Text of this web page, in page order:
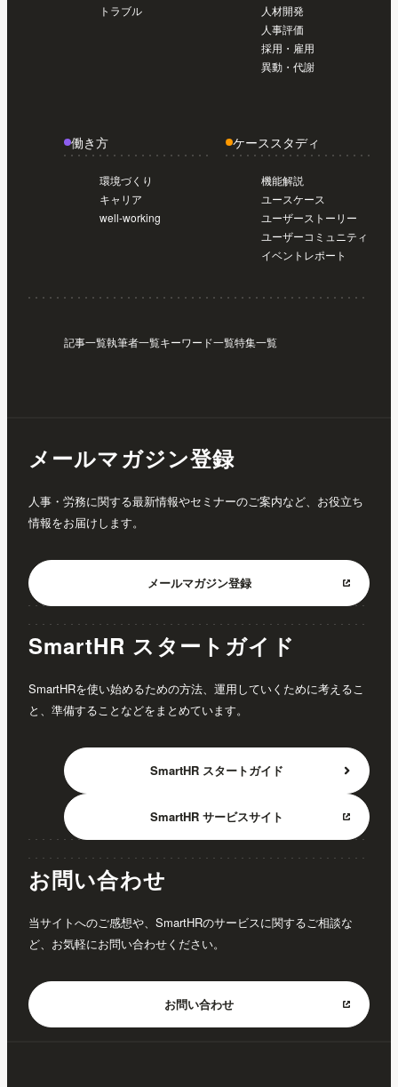
トラブル
人材開発
人事評価
採用・雇用
異動・代謝
働き方
環境づくり
キャリア
well-working
ケーススタディ
機能解説
ユースケース
ユーザーストーリー
ユーザーコミュニティ
イベントレポート
記事一覧執筆者一覧キーワード一覧特集一覧
メールマガジン登録
人事・労務に関する最新情報やセミナーのご案内など、お役立ち
情報をお届けします。
メールマガジン登録
SmartHR スタートガイド
SmartHRを使い始めるための方法、運用していくために考えるこ
と、準備することなどをまとめています。
SmartHR スタートガイド
SmartHR サービスサイト
お問い合わせ
当サイトへのご感想や、SmartHRのサービスに関するご相談な
ど、お気軽にお問い合わせください。
お問い合わせ